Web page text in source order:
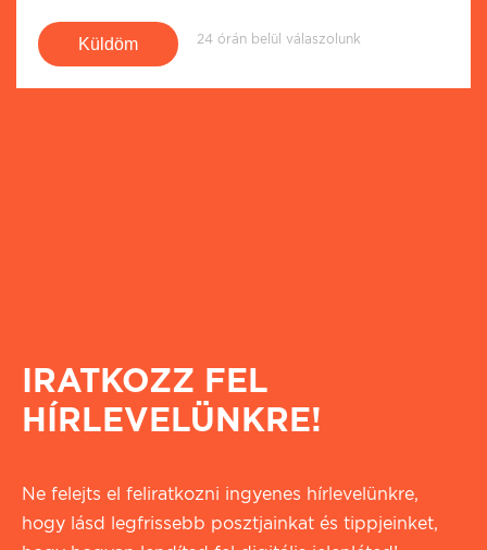
24 órán belül válaszolunk
IRATKOZZ FEL
HÍRLEVELÜNKRE!
Ne felejts el feliratkozni ingyenes hírlevelünkre,
hogy lásd legfrissebb posztjainkat és tippjeinket,